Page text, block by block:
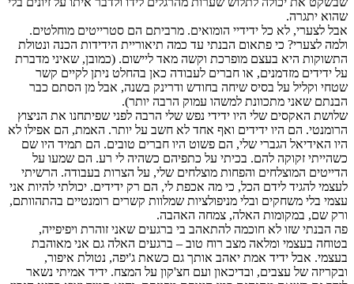
שהוא יתגרה.
אבל לצערי, לא כל ידידיי הומואים. מרביתם הם סטרייטים מוחלטים.
ולמה לצערי? כי פתאום הבנתי עד כמה תיאוריית הידידות הכנה ונטולת
התשוקות היא בעצם מופרכת וקשה מאד ליישום. (כמובן, שאיני מדברת
על ידידים מזדמנים, או חברים לעבודה כאן בהחלט ניתן לקיים קשר
שטחי וקליל על בסיס שיחה בחודש ודרינק בשנה, אבל מן הסתם כבר
הבנתם שאני מתכוונת למשהו עמוק הרבה יותר).
שלושת האקסים שלי היו ידידי נפש שלי הרבה לפני שפיתחנו את הניצוץ
הרומנטי. הם היו ידידים ואף אחד לא חשב על יותר. האמת, הם אפילו לא
היו האידיאל הגברי שלי, הם פשוט היו חברים טובים. הם תמיד היו שם
כשהייתי זקוקה להם. בכיתי על כתפיהם כשהיה לי רע. הם שמעו על
הדייטים המוצלחים והפחות מוצלחים שלי, על הצרות בעבודה. הרשיתי
לעצמי להגיד לידם הכל, כי מה אכפת לי, הם רק ידידים. יכולתי להיות אני
עצמי בלי משחקים ובלי מניפולציות שמלוות קשרים רומנטיים בהתהוותם,
ורק שם, במקומות האלה, צמחה האהבה.
פה הבנתי שזו לא חוכמה להתאהב בי ברגעים שאני זוהרת ויפיפייה,
בטוחה בעצמי ומלאה מצב רוח טוב – ברגעים האלה גם אני מאוהבת
בעצמי. אבל ידיד אמת יאהב אותך גם כשאת ג'יפה, נטולת איפור,
ובקריזה של עצבים, ובדיכאון ועם חצ'קון על המצח. ידיד אמיתי נשאר